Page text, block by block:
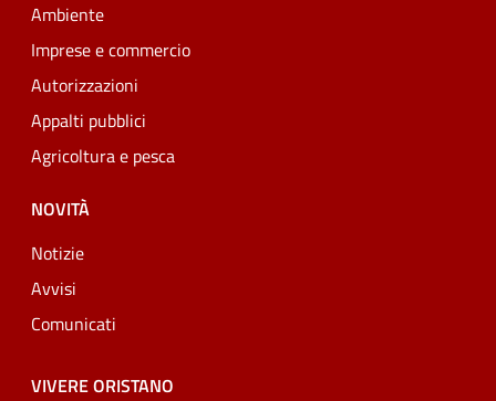
Ambiente
Imprese e commercio
Autorizzazioni
Appalti pubblici
Agricoltura e pesca
NOVITÀ
Notizie
Avvisi
Comunicati
VIVERE ORISTANO